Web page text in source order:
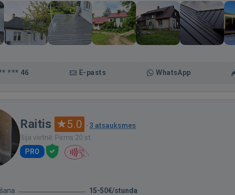
*** 46 E-pasts WhatsApp
Raitis 5.0 · 3 atsauksmes
Bija vietnē: Pirms 20 st.
PRO
15-50€/stunda